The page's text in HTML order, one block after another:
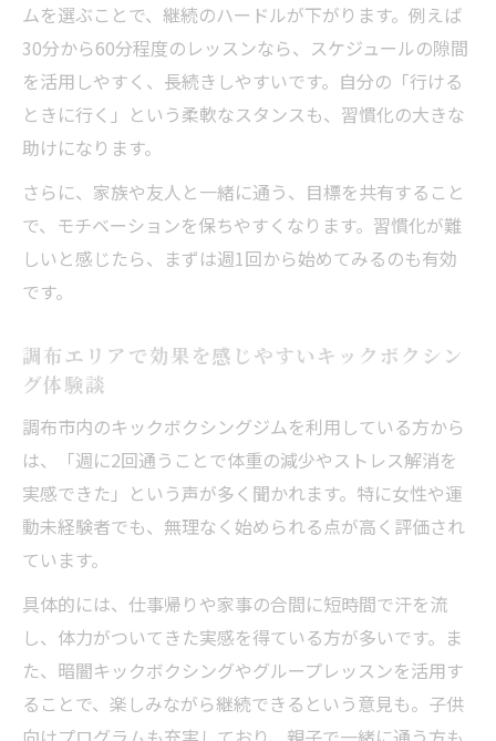
ダイエット目的に最適なキックボクシング
頻度とは
キックボクシングで理想体型に近づく頻度
目安
継続しやすい頻度と効果的な運動習慣の作
り方
キックボクシングと筋トレの違いを解説
キックボクシングと筋トレ効果の違いを比
ダイエットに有利なキックボクシングのポ
イント
筋トレとキックボクシングどちらが痩せや
すいか
体力アップに最適なキックボクシングの活
用法
無理なく継続する調布エリアの楽しみ方
キックボクシングを楽しみながら無理なく
継続
調布で続けやすいキックボクシングの楽し
ムを選ぶことで、継続のハードルが下がります。例えば
30分から60分程度のレッスンなら、スケジュールの隙間
を活用しやすく、長続きしやすいです。自分の「行ける
ときに行く」という柔軟なスタンスも、習慣化の大きな
助けになります。
さらに、家族や友人と一緒に通う、目標を共有すること
で、モチベーションを保ちやすくなります。習慣化が難
しいと感じたら、まずは週1回から始めてみるのも有効
です。
調布エリアで効果を感じやすいキックボクシン
グ体験談
調布市内のキックボクシングジムを利用している方から
は、「週に2回通うことで体重の減少やストレス解消を
実感できた」という声が多く聞かれます。特に女性や運
動未経験者でも、無理なく始められる点が高く評価され
ています。
具体的には、仕事帰りや家事の合間に短時間で汗を流
し、体力がついてきた実感を得ている方が多いです。ま
た、暗闇キックボクシングやグループレッスンを活用す
ることで、楽しみながら継続できるという意見も。子供